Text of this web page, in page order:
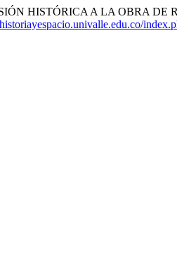
HISTÓRICA A LA OBRA DE